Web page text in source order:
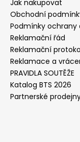
Jak nakupovat
Obchodní
Podmínky ochrany
Reklamační řád
Reklamační
Reklamace a
PRAVIDLA SOUTĚŽE
Katalog BTS 2026
Partnerské